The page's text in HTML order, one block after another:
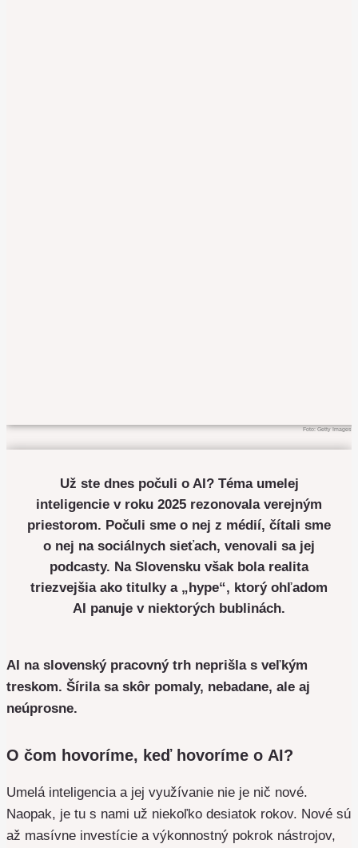
Foto: Getty Images
Už ste dnes počuli o AI? Téma umelej
inteligencie v roku 2025 rezonovala verejným
priestorom. Počuli sme o nej z médií, čítali sme
o nej na sociálnych sieťach, venovali sa jej
podcasty. Na Slovensku však bola realita
triezvejšia ako titulky a „hype“, ktorý ohľadom
AI panuje v niektorých bublinách.
AI na slovenský pracovný trh neprišla s veľkým
treskom. Šírila sa skôr pomaly, nebadane, ale aj
neúprosne.
O čom hovoríme, keď hovoríme o AI?
Umelá inteligencia a jej využívanie nie je nič nové.
Naopak, je tu s nami už niekoľko desiatok rokov. Nové sú
až masívne investície a výkonnostný pokrok nástrojov,